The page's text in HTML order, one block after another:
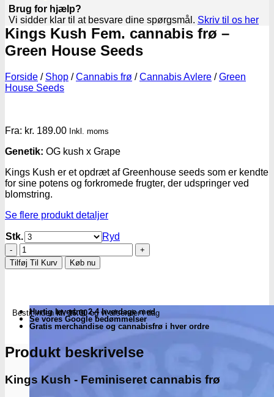
Brug for hjælp?
Vi sidder klar til at besvare dine spørgsmål. Skriv til os her
Kings Kush Fem. cannabis frø –
Green House Seeds
Forside / Shop / Cannabis frø / Cannabis Avlere / Green
House Seeds
Fra: kr. 189.00 Inkl. moms
Genetik: OG kush x Grape
Kings Kush er et opdræt af Greenhouse seeds som er kendte
for sine potens og forkromede frugter, der udspringer ved
blomstring.
Se flere produkt detaljer
Stk.
Ryd
Kings
Kush
Fem.
Green
House
antal
Tilføj Til Kurv Køb nu
Bestil indenkl. 16.00og vi afsender i dag
Hurtig levering 2-4 hverdage med
Se vores Google bedømmelser
Gratis merchandise og cannabisfrø i hver ordre
Produkt beskrivelse
Kings Kush - Feminiseret cannabis frø